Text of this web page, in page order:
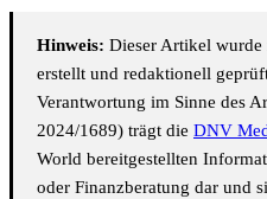
Hinweis: Dieser Artikel
erstellt und redaktionell
Verantwortung im Sinne des
2024/1689) trägt die DNV
World bereitgestellten
oder Finanzberatung dar und